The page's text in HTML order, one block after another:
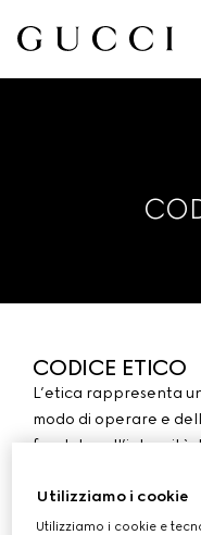
CODICE ETICO
L’etica rappresenta
modo di operare e
fondata
indispensabile per la
Questa cultura si
Utilizziamo i cookie
Utilizziamo i cookie e